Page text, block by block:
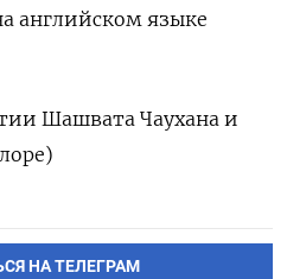
английском языке
Шашвата Чаухана и
НА ТЕЛЕГРАМ